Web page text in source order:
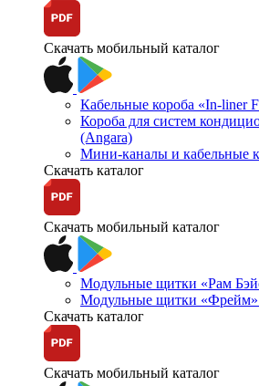
Скачать мобильный каталог
Кабельные короба «In-liner
Короба для систем
(Angara)
Мини-каналы и кабельные
Скачать каталог
Скачать мобильный каталог
Модульные щитки «Рам
Модульные щитки
Скачать каталог
Скачать мобильный каталог